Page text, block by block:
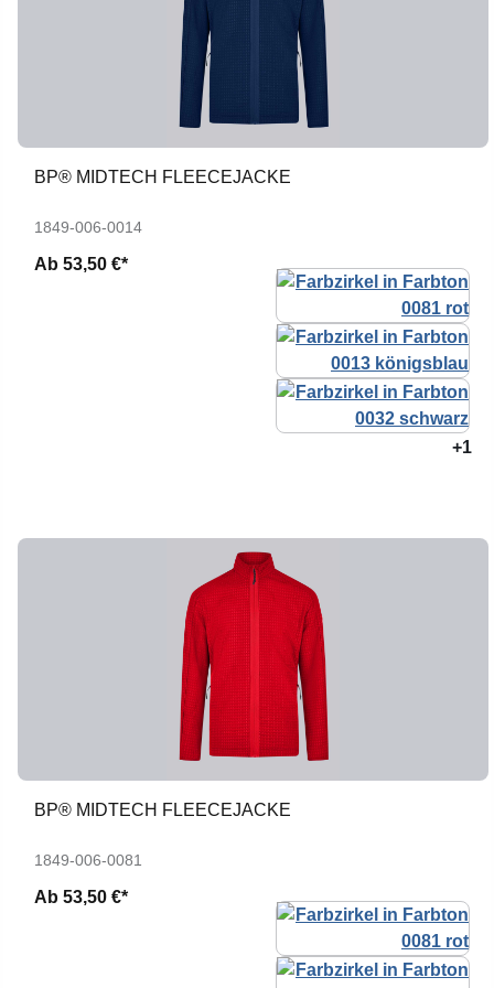
BP® MIDTECH FLEECEJACKE
1849-006-0014
Ab 53,50 €*
+1
BP® MIDTECH FLEECEJACKE
1849-006-0081
Ab 53,50 €*